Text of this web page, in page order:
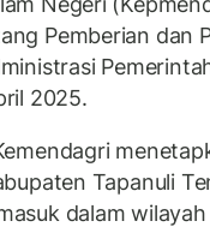
Pemberian dan
2025.
Tapanuli
dalam